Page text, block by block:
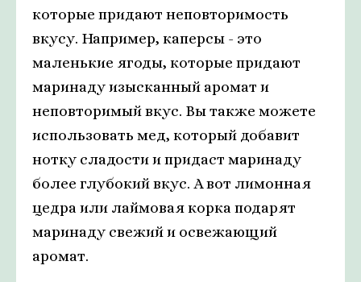
которые придают неповторимость
вкусу. Например, каперсы - это
маленькие ягоды, которые придают
маринаду изысканный аромат и
неповторимый вкус. Вы также можете
использовать мед, который добавит
нотку сладости и придаст маринаду
более глубокий вкус. А вот лимонная
цедра или лаймовая корка подарят
маринаду свежий и освежающий
аромат.